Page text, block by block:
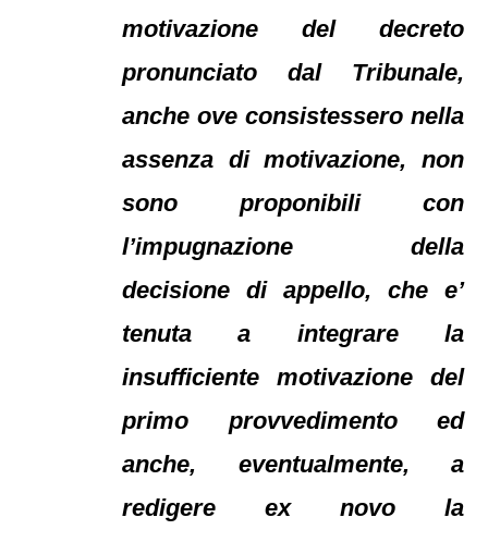
motivazione del decreto
pronunciato dal Tribunale,
anche ove consistessero nella
assenza di motivazione, non
sono proponibili con
l’impugnazione della
decisione di appello, che e’
tenuta a integrare la
insufficiente motivazione del
primo provvedimento ed
anche, eventualmente, a
redigere ex novo la